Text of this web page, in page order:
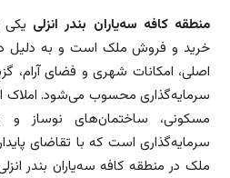
منطقه کافه سه‌یاران بندر انزلی
خرید و فروش ملک است و به دلیل
اصلی، امکانات شهری و فضای آرام،
سرمایه‌گذاری محسوب می‌شود. املاک
مسکونی، ساختمان‌های نوساز
سرمایه‌گذاری است که با تقاضای
ملک در منطقه کافه سه‌یاران بندر